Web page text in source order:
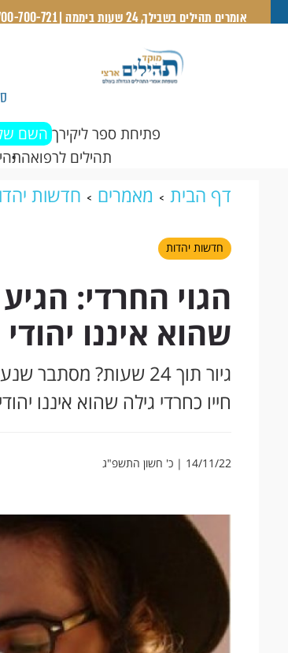
אומרים תהילים בשבילך, 24 שעות ביממה | 1-700-700-721
פתיחת ספר ליקירך השם
תהילים לרפואה
דף הבית מאמרים חדשות
איננו יהודי
חדשות יהדות
הגוי החרדי:
שהוא איננו יהודי
גיור תוך 24 שעות?
חייו כחרדי גילה שהוא איננו
14/11/22 | כ' חשון התשפ"ג